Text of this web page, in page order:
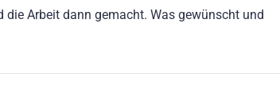
Arbeit dann gemacht. Was gewünscht und